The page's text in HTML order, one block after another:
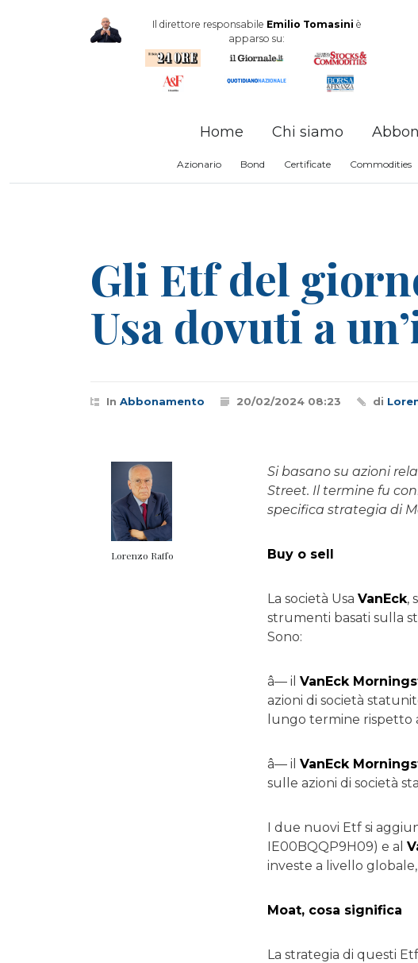
Il direttore responsabile Emilio Tomasini è
apparso su:
Home Chi siamo
Azionario Bond Certificate Commodities
Gli Etf del
Usa dovuti a
In Abbonamento 20/02/2024 08:23 di
Si basano su azioni
Street. Il termine fu
specifica strategia di
Buy o sell
La società UsaVanEck,
strumenti basati sulla
Sono:
â— ilVanEck
azioni di società
lungo termine rispetto
â— ilVanEck
sulle azioni di società
I due nuovi Etf si
IE00BQQP9H09) e al
investe a livello
Moat, cosa significa
La strategia di questi
Lorenzo Raffo